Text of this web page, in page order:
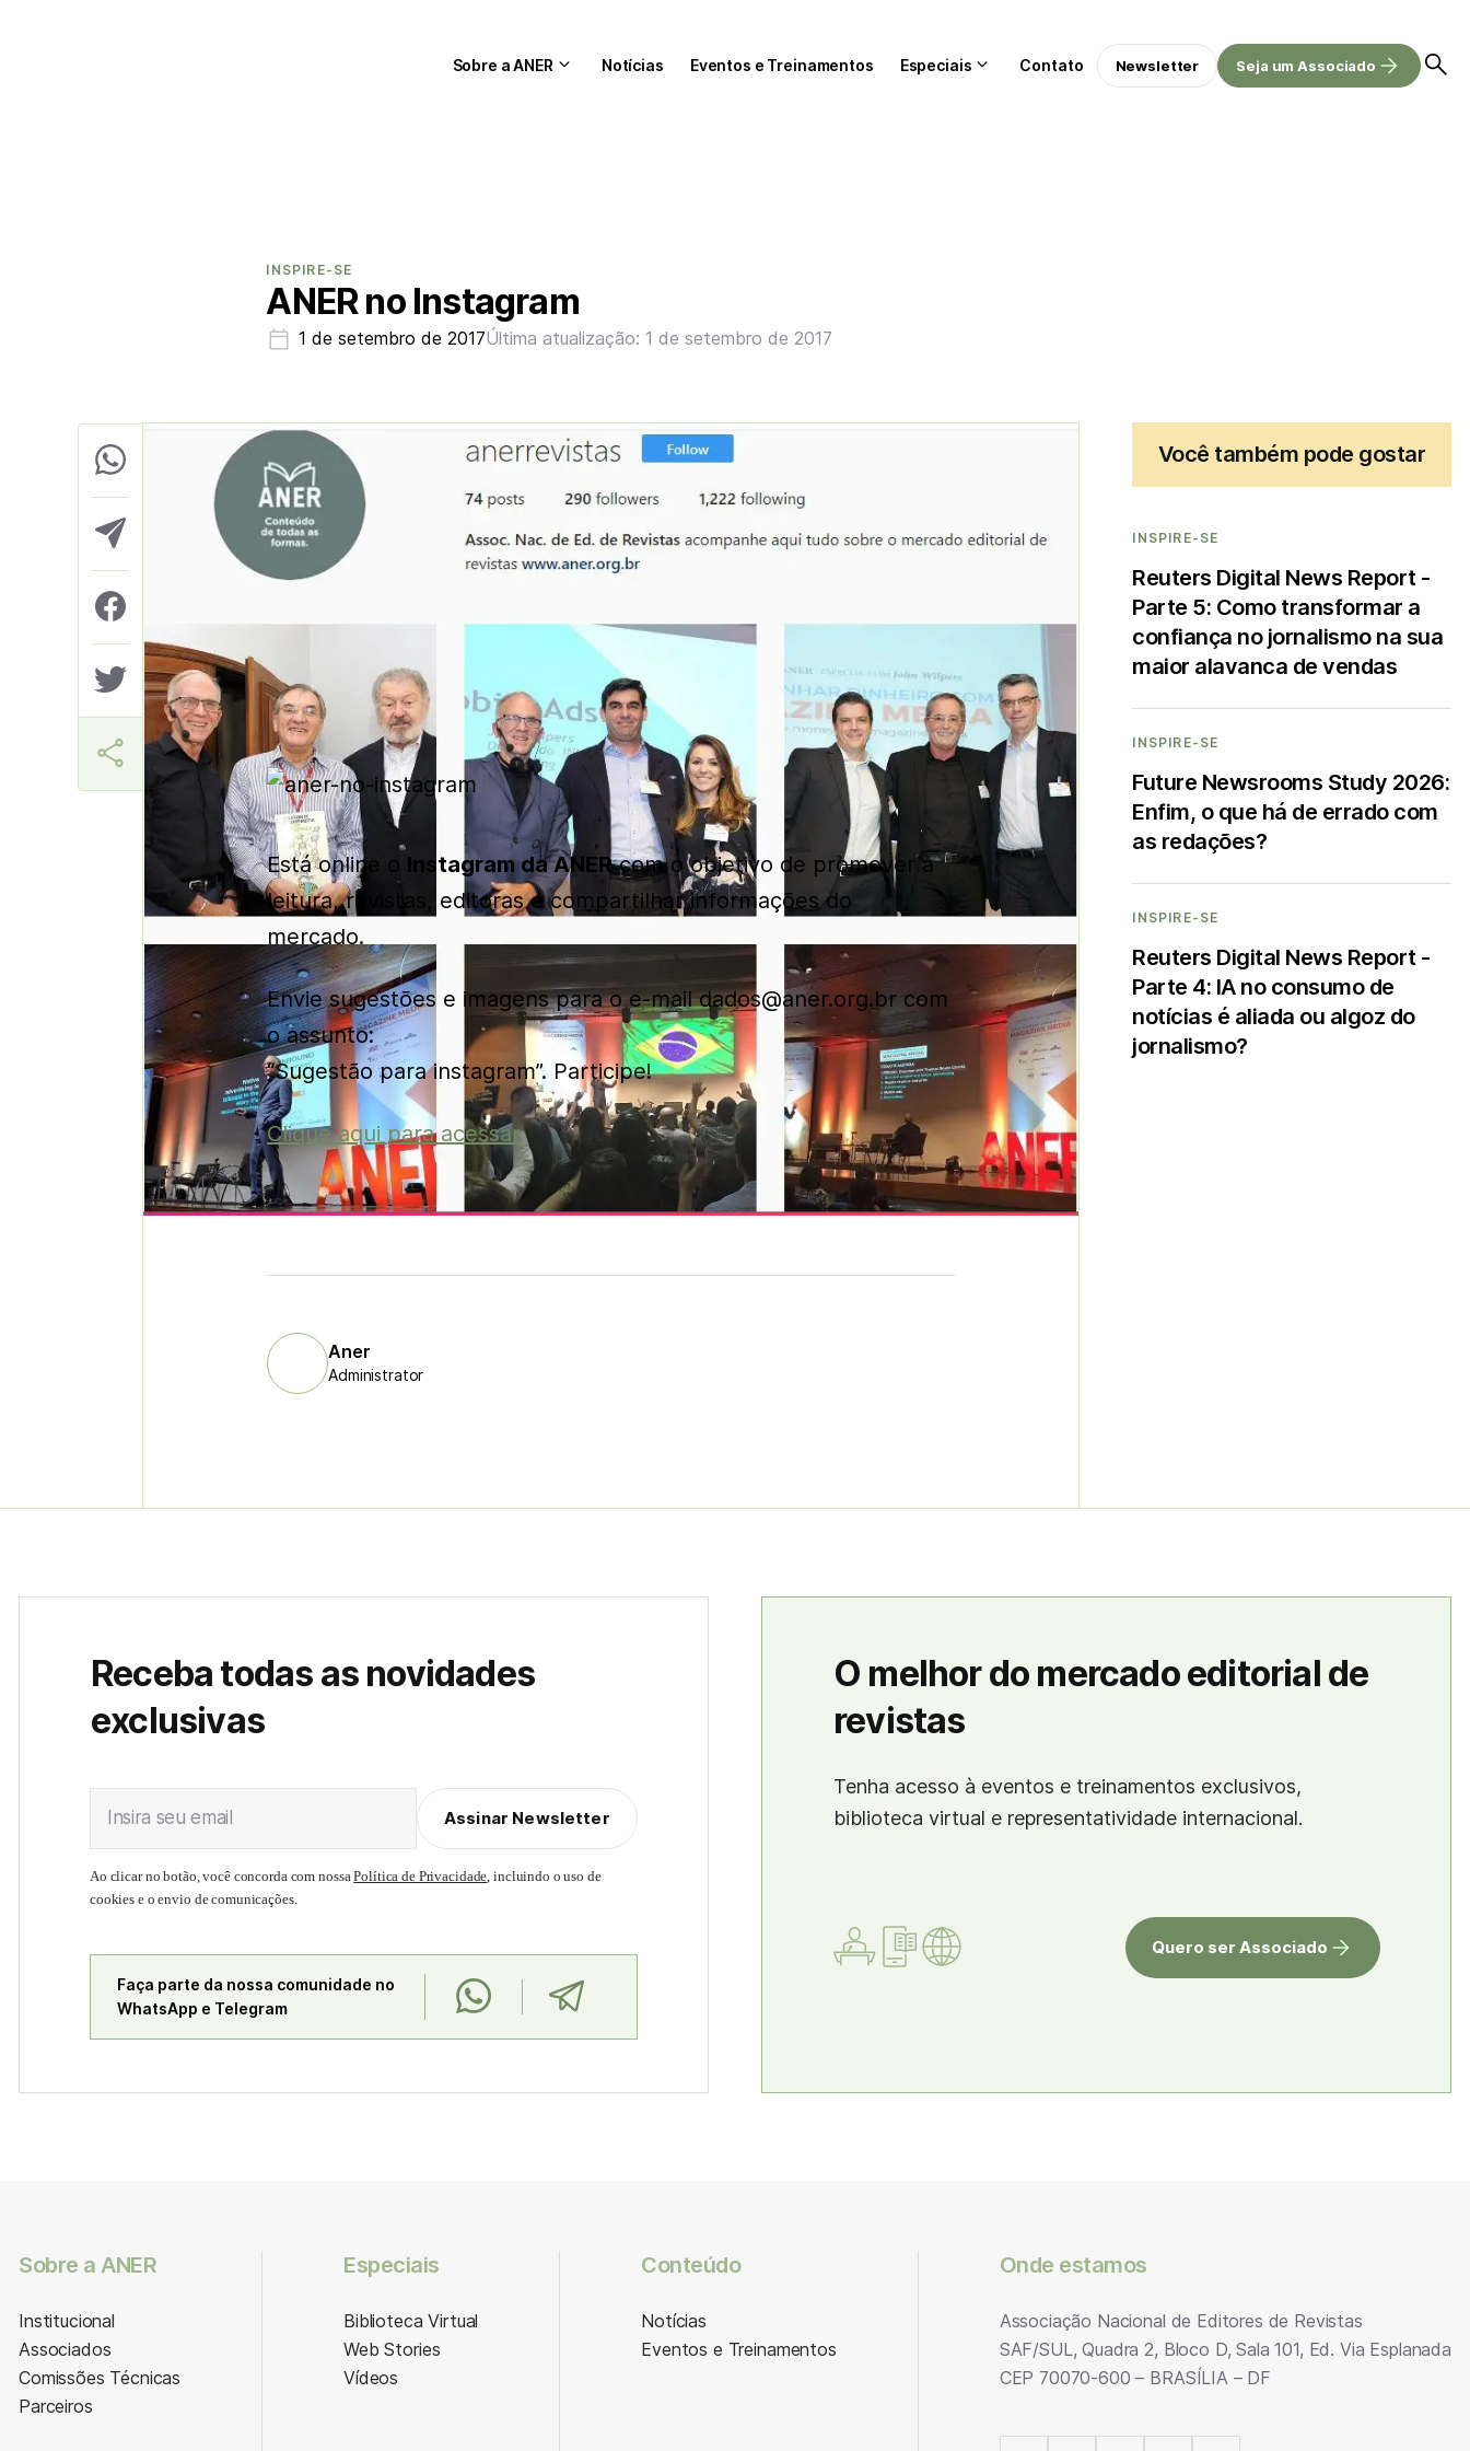
Sobre a ANER Notícias Eventos e Treinamentos Especiais Contato Newsletter Seja um Associado
INSPIRE-SE
ANER no Instagram
1 de setembro de 2017Última atualização: 1 de setembro de 2017
Está online o Instagram da ANERcom o objetivo de promover a
leitura, revistas, editoras e compartilhar informações do
mercado.
Envie sugestões e imagens para o e-mail dados@aner.org.br com
o assunto:
“Sugestão para instagram”. Participe!
Clique aqui para acessar
Aner
Administrator
Você também pode gostar
INSPIRE-SE
Reuters Digital News Report -
Parte 5: Como transformar a
confiança no jornalismo na sua
maior alavanca de vendas
INSPIRE-SE
Future Newsrooms Study 2026:
Enfim, o que há de errado com
as redações?
INSPIRE-SE
Reuters Digital News Report -
Parte 4: IA no consumo de
notícias é aliada ou algoz do
jornalismo?
Receba todas as novidades
exclusivas
Insira seu email Assinar Newsletter
Ao clicar no botão, você concorda com nossaPolítica de Privacidade, incluindo o uso de
cookies e o envio de comunicações.
Faça parte da nossa comunidade no
WhatsApp e Telegram
O melhor do mercado editorial de
revistas
Tenha acesso à eventos e treinamentos exclusivos,
biblioteca virtual e representatividade internacional.
Quero ser Associado
Sobre a ANER
Institucional
Associados
Comissões Técnicas
Parceiros
Especiais
Biblioteca Virtual
Web Stories
Vídeos
Conteúdo
Notícias
Eventos e Treinamentos
Onde estamos
Associação Nacional de Editores de Revistas
SAF/SUL, Quadra 2, Bloco D, Sala 101, Ed. Via Esplanada
CEP 70070-600 – BRASÍLIA – DF